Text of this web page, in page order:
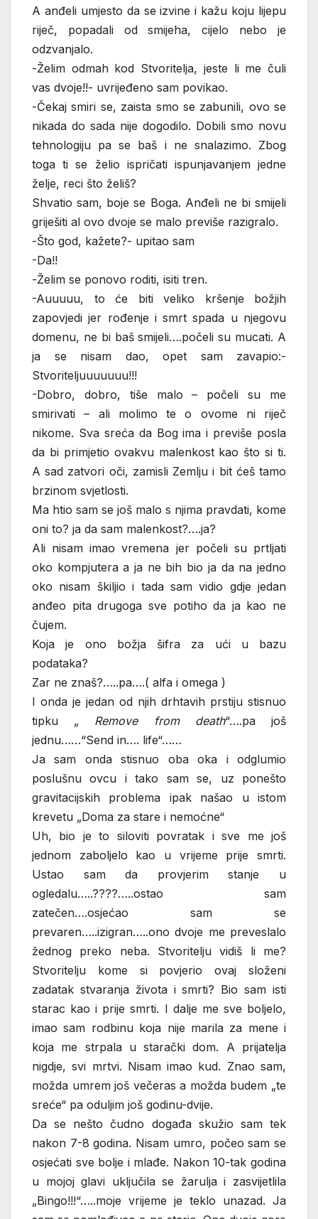
A anđeli umjesto da se izvine i kažu koju lijepu
riječ, popadali od smijeha, cijelo nebo je
odzvanjalo.
-Želim odmah kod Stvoritelja, jeste li me čuli
vas dvoje!!- uvrijeđeno sam povikao.
-Čekaj smiri se, zaista smo se zabunili, ovo se
nikada do sada nije dogodilo. Dobili smo novu
tehnologiju pa se baš i ne snalazimo. Zbog
toga ti se želio ispričati ispunjavanjem jedne
želje, reci što želiš?
Shvatio sam, boje se Boga. Anđeli ne bi smijeli
griješiti al ovo dvoje se malo previše razigralo.
-Što god, kažete?- upitao sam
-Da!!
-Želim se ponovo roditi, isiti tren.
-Auuuuu, to će biti veliko kršenje božjih
zapovjedi jer rođenje i smrt spada u njegovu
domenu, ne bi baš smijeli….počeli su mucati. A
ja se nisam dao, opet sam zavapio:-
Stvoriteljuuuuuuu!!!
-Dobro, dobro, tiše malo – počeli su me
smirivati – ali molimo te o ovome ni riječ
nikome. Sva sreća da Bog ima i previše posla
da bi primjetio ovakvu malenkost kao što si ti.
A sad zatvori oči, zamisli Zemlju i bit ćeš tamo
brzinom svjetlosti.
Ma htio sam se još malo s njima pravdati, kome
oni to? ja da sam malenkost?….ja?
Ali nisam imao vremena jer počeli su prtljati
oko kompjutera a ja ne bih bio ja da na jedno
oko nisam škiljio i tada sam vidio gdje jedan
anđeo pita drugoga sve potiho da ja kao ne
čujem.
Koja je ono božja šifra za ući u bazu
podataka?
Zar ne znaš?…..pa….( alfa i omega )
I onda je jedan od njih drhtavih prstiju stisnuo
tipku „ Remove from death“….pa još
jednu……“Send in…. life“……
Ja sam onda stisnuo oba oka i odglumio
poslušnu ovcu i tako sam se, uz ponešto
gravitacijskih problema ipak našao u istom
krevetu „Doma za stare i nemoćne“
Uh, bio je to siloviti povratak i sve me još
jednom zaboljelo kao u vrijeme prije smrti.
Ustao sam da provjerim stanje u
ogledalu…..????…..ostao sam
zatečen….osjećao sam se
prevaren…..izigran…..ono dvoje me preveslalo
žednog preko neba. Stvoritelju vidiš li me?
Stvoritelju kome si povjerio ovaj složeni
zadatak stvaranja života i smrti? Bio sam isti
starac kao i prije smrti. I dalje me sve boljelo,
imao sam rodbinu koja nije marila za mene i
koja me strpala u starački dom. A prijatelja
nigdje, svi mrtvi. Nisam imao kud. Znao sam,
možda umrem još večeras a možda budem „te
sreće“ pa oduljim još godinu-dvije.
Da se nešto čudno događa skužio sam tek
nakon 7-8 godina. Nisam umro, počeo sam se
osjećati sve bolje i mlađe. Nakon 10-tak godina
u mojoj glavi uključila se žarulja i zasvijetlila
„Bingo!!!“…..moje vrijeme je teklo unazad. Ja